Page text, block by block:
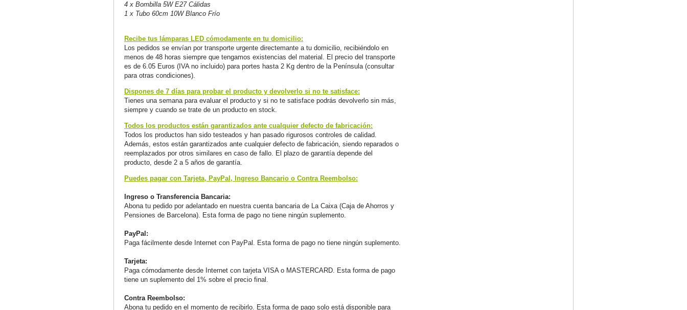
4 x Bombilla 5W E27 Cálidas
1 x Tubo 60cm 10W Blanco Frío
Recibe tus lámparas LED cómodamente en tu domicilio:
Los pedidos se envían por transporte urgente directemante a tu domicilio, recibiéndolo en
menos de 48 horas siempre que tengamos existencias del material. El precio del transporte
es de 6.05 Euros (IVA no incluido) para portes hasta 2 Kg dentro de la Península (consultar
para otras condiciones).
Dispones de 7 días para probar el producto y devolverlo si no te satisface:
Tienes una semana para evaluar el producto y si no te satisface podrás devolverlo sin más,
siempre y cuando se trate de un producto en stock.
Todos los productos están garantizados ante cualquier defecto de fabricación:
Todos los productos han sido testeados y han pasado rigurosos controles de calidad.
Además, estos están garantizados ante cualquier defecto de fabricación, siendo reparados o
reemplazados por otros similares en caso de fallo. El plazo de garantía depende del
producto, desde 2 a 5 años de garantía.
Puedes pagar con Tarjeta, PayPal, Ingreso Bancario o Contra Reembolso:
Ingreso o Transferencia Bancaria:
Abona tu pedido por adelantado en nuestra cuenta bancaria de La Caixa (Caja de Ahorros y
Pensiones de Barcelona). Esta forma de pago no tiene ningún suplemento.
PayPal:
Paga fácilmente desde Internet con PayPal. Esta forma de pago no tiene ningún suplemento.
Tarjeta:
Paga cómodamente desde Internet con tarjeta VISA o MASTERCARD. Esta forma de pago
tiene un suplemento del 1% sobre el precio final.
Contra Reembolso:
Abona tu pedido en el momento de recibirlo. Esta forma de pago solo está disponible para